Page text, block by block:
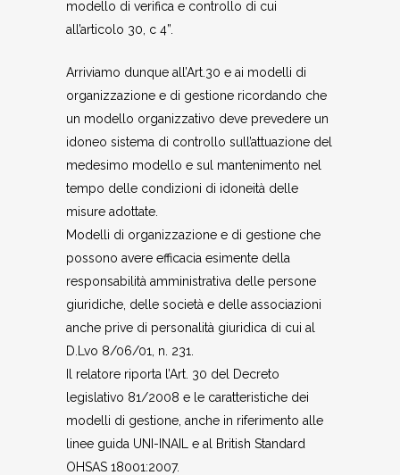
modello di verifica e controllo di cui
all’articolo 30, c 4”.
Arriviamo dunque all’Art.30 e ai modelli di
organizzazione e di gestione ricordando che
un modello organizzativo deve prevedere un
idoneo sistema di controllo sull’attuazione del
medesimo modello e sul mantenimento nel
tempo delle condizioni di idoneità delle
misure adottate.
Modelli di organizzazione e di gestione che
possono avere efficacia esimente della
responsabilità amministrativa delle persone
giuridiche, delle società e delle associazioni
anche prive di personalità giuridica di cui al
D.Lvo 8/06/01, n. 231.
Il relatore riporta l’Art. 30 del Decreto
legislativo 81/2008 e le caratteristiche dei
modelli di gestione, anche in riferimento alle
linee guida UNI-INAIL e al British Standard
OHSAS 18001:2007.